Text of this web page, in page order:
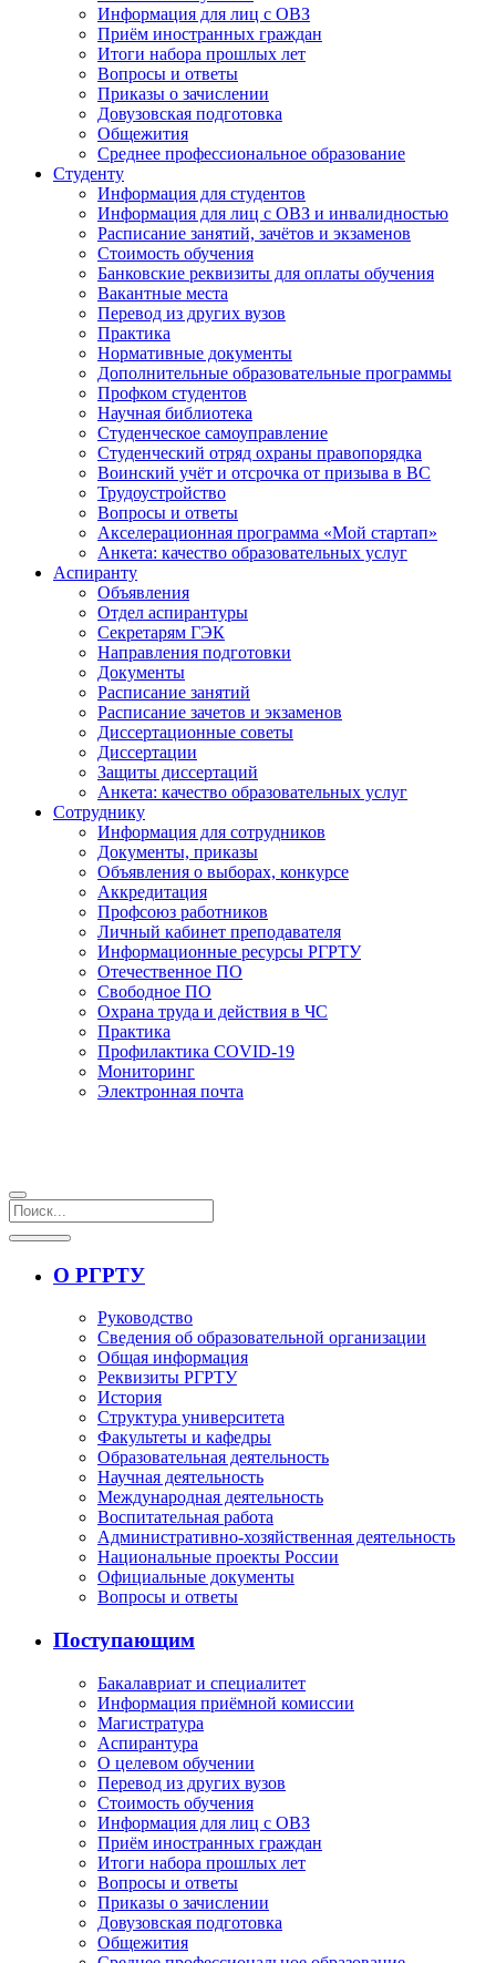
Информация для лиц с ОВЗ
Приём иностранных граждан
Итоги набора прошлых лет
Вопросы и ответы
Приказы о зачислении
Довузовская подготовка
Общежития
Среднее профессиональное образование
Студенту
Информация для студентов
Информация для лиц с ОВЗ и инвалидностью
Расписание занятий, зачётов и экзаменов
Стоимость обучения
Банковские реквизиты для оплаты обучения
Вакантные места
Перевод из других вузов
Практика
Нормативные документы
Дополнительные образовательные программы
Профком студентов
Научная библиотека
Студенческое самоуправление
Студенческий отряд охраны правопорядка
Воинский учёт и отсрочка от призыва в ВС
Трудоустройство
Вопросы и ответы
Акселерационная программа «Мой стартап»
Анкета: качество образовательных услуг
Аспиранту
Объявления
Отдел аспирантуры
Секретарям ГЭК
Направления подготовки
Документы
Расписание занятий
Расписание зачетов и экзаменов
Диссертационные советы
Диссертации
Защиты диссертаций
Анкета: качество образовательных услуг
Сотруднику
Информация для сотрудников
Документы, приказы
Объявления о выборах, конкурсе
Аккредитация
Профсоюз работников
Личный кабинет преподавателя
Информационные ресурсы РГРТУ
Отечественное ПО
Свободное ПО
Охрана труда и действия в ЧС
Практика
Профилактика COVID-19
Мониторинг
Электронная почта
О РГРТУ
Руководство
Сведения об образовательной организации
Общая информация
Реквизиты РГРТУ
История
Структура университета
Факультеты и кафедры
Образовательная деятельность
Научная деятельность
Международная деятельность
Воспитательная работа
Административно-хозяйственная деятельность
Национальные проекты России
Официальные документы
Вопросы и ответы
Поступающим
Бакалавриат и специалитет
Информация приёмной комиссии
Магистратура
Аспирантура
О целевом обучении
Перевод из других вузов
Стоимость обучения
Информация для лиц с ОВЗ
Приём иностранных граждан
Итоги набора прошлых лет
Вопросы и ответы
Приказы о зачислении
Довузовская подготовка
Общежития